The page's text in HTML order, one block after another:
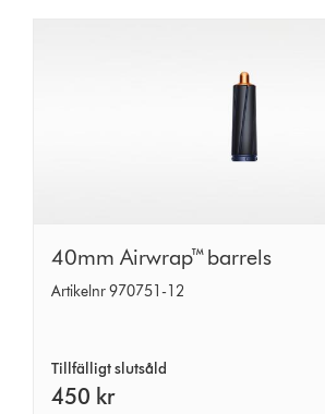
40mm
Airwrap™
40mm Airwrap™ barrels
Artikelnr 970751-12
Tillfälligt slutsåld
450 kr